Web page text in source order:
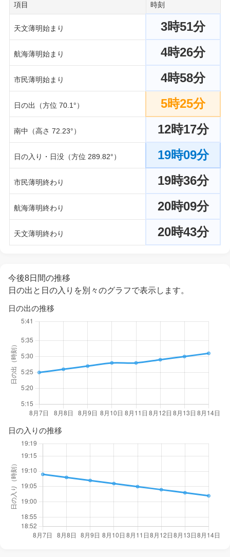
項目 時刻
天文薄明始まり 3時51分
航海薄明始まり 4時26分
市民薄明始まり 4時58分
日の出（方位 70.1°） 5時25分
南中（高さ 72.23°） 12時17分
日の入り・日没（方位 289.82°） 19時09分
市民薄明終わり 19時36分
航海薄明終わり 20時09分
天文薄明終わり 20時43分
今後8日間の推移
日の出と日の入りを別々のグラフで表示します。
日の出の推移
日の入りの推移